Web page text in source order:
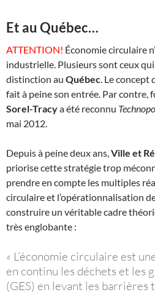
Et au Québec…
ATTENTION! Économie circulaire
industrielle. Plusieurs sont ceux
distinction au Québec. Le concept
fait à peine son entrée. Par contre,
Sorel-Tracya été reconnu
mai 2012.
Depuis à peine deux ans,Ville et
priorise cette stratégie trop
prendre en compte les multiples
circulaire et l’opérationnalisation
construire un véritable cadre
très englobante :
« L’économie circulaire est
en continu les déchets et les
(GES) en levant les barrières